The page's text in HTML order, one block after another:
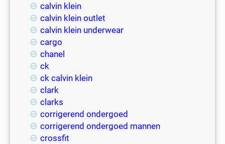
calvin klein
calvin klein outlet
calvin klein underwear
cargo
chanel
ck
ck calvin klein
clark
clarks
corrigerend ondergoed
corrigerend ondergoed mannen
crossfit